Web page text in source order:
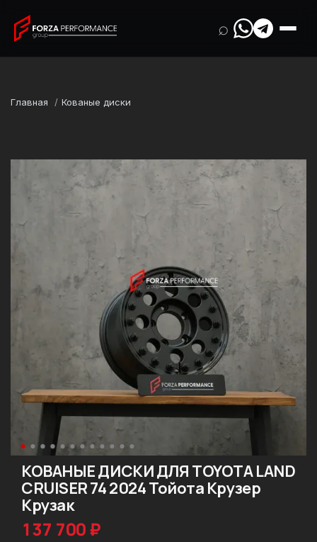
⌕
Главная Кованые диски
КОВАНЫЕ ДИСКИ ДЛЯ TOYOTA LAND
CRUISER 74 2024 Тойота Крузер
Крузак
137 700 ₽